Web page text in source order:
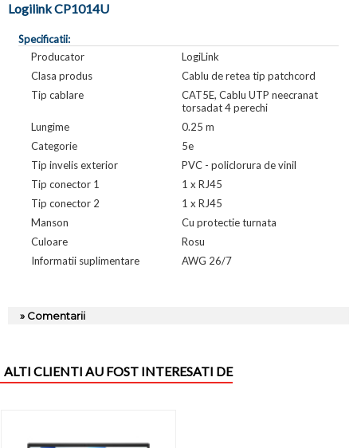
Logilink CP1014U
Specificatii:
Producator
LogiLink
Clasa produs
Cablu de retea tip patchcord
Tip cablare
CAT5E, Cablu UTP neecranat
torsadat 4 perechi
Lungime
0.25 m
Categorie
5e
Tip invelis exterior
PVC - policlorura de vinil
Tip conector 1
1 x RJ45
Tip conector 2
1 x RJ45
Manson
Cu protectie turnata
Culoare
Rosu
Informatii suplimentare
AWG 26/7
» Comentarii
ALTI CLIENTI AU FOST INTERESATI DE